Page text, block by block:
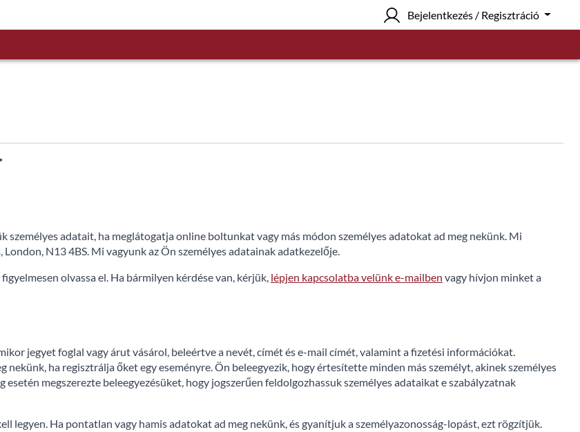
Bejelentkezés / Regisztráció
személyes adatait, ha meglátogatja online boltunkat vagy más módon személyes adatokat ad meg nekünk. Mi
N13 4BS. Mi vagyunk az Ön személyes adatainak adatkezelője.
olvassa el. Ha bármilyen kérdése van, kérjük, lépjen kapcsolatba velünk e-mailben vagy hívjon minket a
jegyet foglal vagy árut vásárol, beleértve a nevét, címét és e-mail címét, valamint a fizetési információkat.
ha regisztrálja őket egy eseményre. Ön beleegyezik, hogy értesítette minden más személyt, akinek személyes
megszerezte beleegyezésüket, hogy jogszerűen feldolgozhassuk személyes adataikat e szabályzatnak
legyen. Ha pontatlan vagy hamis adatokat ad meg nekünk, és gyanítjuk a személyazonosság-lopást, ezt rögzítjük.